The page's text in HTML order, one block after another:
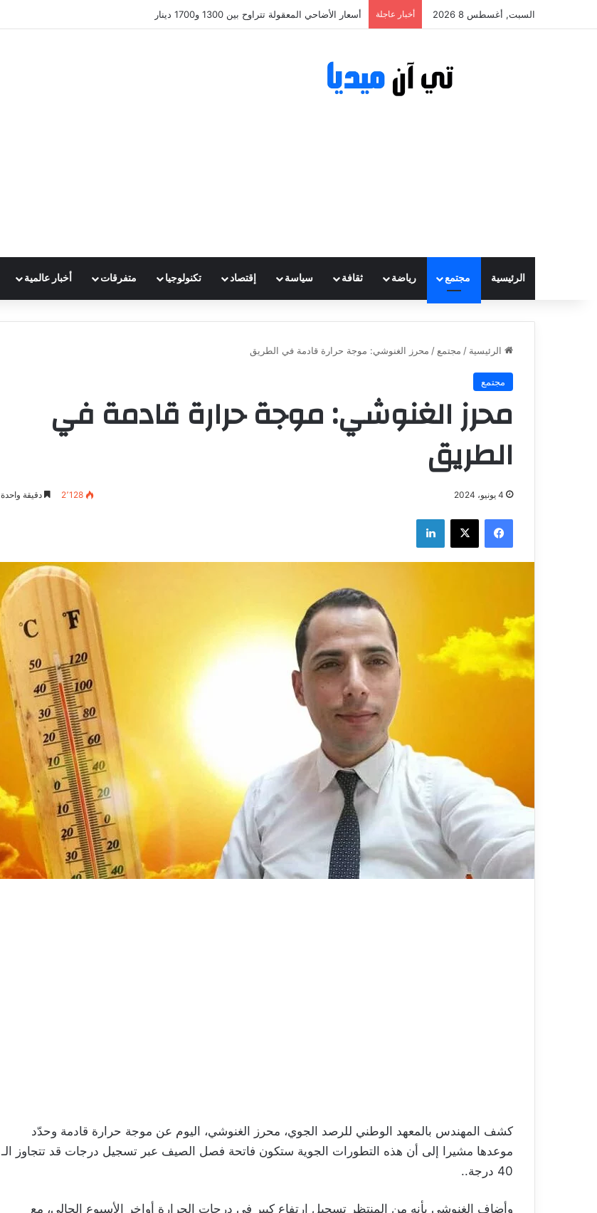
السبت, أغسطس 8 2026 أخبار عاجلة أسعار الأضاحي المعقولة تتراوح بين 1300 و1700 دينار
الرئيسية مجتمع رياضة ثقافة سياسة إقتصاد تكنولوجيا متفرقات أخبار عالمية
الرئيسية / مجتمع / محرز الغنوشي: موجة حرارة قادمة في الطريق
مجتمع
محرز الغنوشي: موجة حرارة قادمة في
الطريق
4 يونيو، 2024 2٬128 دقيقة واحدة
فيسبوك ‫X لينكدإن
كشف المهندس بالمعهد الوطني للرصد الجوي، محرز الغنوشي، اليوم عن موجة حرارة قادمة وحدّد
موعدها مشيرا إلى أن هذه التطورات الجوية ستكون فاتحة فصل الصيف عبر تسجيل درجات قد تتجاوز الـ
40 درجة..
وأضاف الغنوشي بأنه من المنتظر تسجيل ارتفاع كبير في درجات الحرارة أواخر الأسبوع الحالي، مع